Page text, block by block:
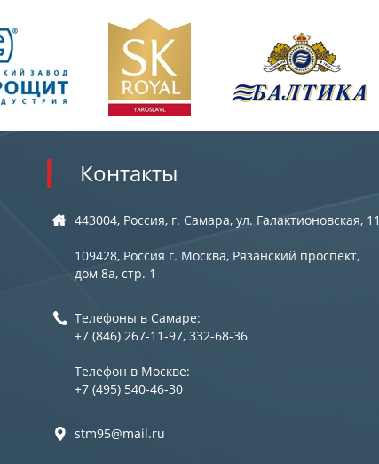
Контакты
443004, Россия, г. Самара, ул. Галактионовская, 11
109428, Россия г. Москва, Рязанский проспект,
дом 8а, стр. 1
Телефоны в Самаре:
+7 (846) 267-11-97, 332-68-36
Телефон в Москве:
+7 (495) 540-46-30
stm95@mail.ru